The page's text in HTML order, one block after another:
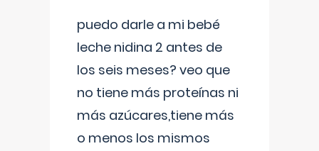
puedo darle a mi bebé
leche nidina 2 antes de
los seis meses? veo que
no tiene más proteínas ni
más azúcares,tiene más
o menos los mismos